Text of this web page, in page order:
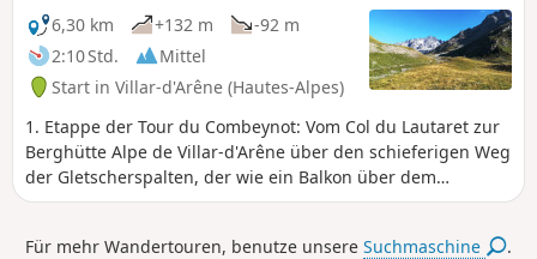
6,30 km
+132 m
-92 m
2:10 Std.
Mittel
Start in Villar-d'Arêne (Hautes-Alpes)
1. Etappe der Tour du Combeynot: Vom Col du Lautaret zur
Berghütte Alpe de Villar-d'Arêne über den schieferigen Weg
der Gletscherspalten, der wie ein Balkon über dem
Romanche-Tal verläuft. Einzigartiger Blick auf die Gipfel der
Für mehr Wandertouren, benutze unsereSuchmaschine .